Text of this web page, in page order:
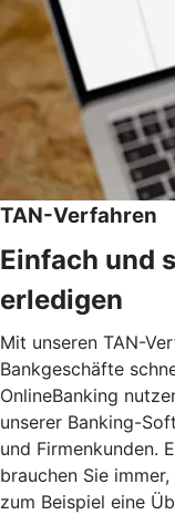
TAN-Verfahren
Einfach und
erledigen
Mit unseren TAN-
Bankgeschäfte
OnlineBanking
unserer Banking-
und Firmenkunden.
brauchen Sie
zum Beispiel eine